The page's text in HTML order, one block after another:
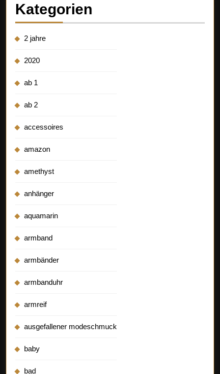
Kategorien
2 jahre
2020
ab 1
ab 2
accessoires
amazon
amethyst
anhänger
aquamarin
armband
armbänder
armbanduhr
armreif
ausgefallener modeschmuck
baby
bad